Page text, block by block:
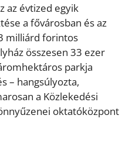
az évtized egyik
a fővárosban és az
milliárd forintos
összesen 33 ezer
parkja
– hangsúlyozta,
a Közlekedési
oktatóközpont